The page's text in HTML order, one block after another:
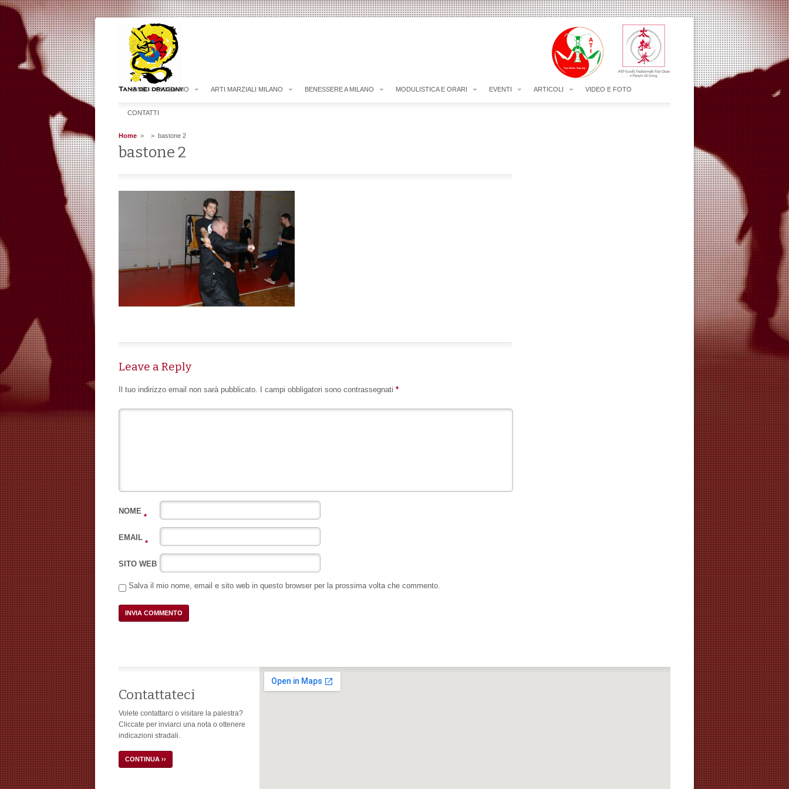
HOME CHI SIAMO ARTI MARZIALI MILANO BENESSERE A MILANO MODULISTICA E ORARI EVENTI ARTICOLI VIDEO E FOTO
CONTATTI
Home > > bastone 2
bastone 2
Leave a Reply
Il tuo indirizzo email non sarà pubblicato. I campi obbligatori sono contrassegnati *
NOME
*
EMAIL
*
SITO WEB
Salva il mio nome, email e sito web in questo browser per la prossima volta che commento.
Contattateci
Volete contattarci o visitare la palestra?
Cliccate per inviarci una nota o ottenere
indicazioni stradali.
CONTINUA ››